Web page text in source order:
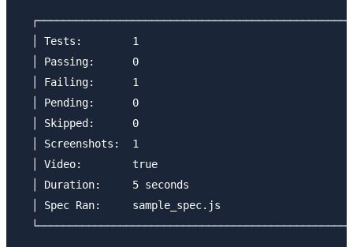
│ Tests:        1
│ Passing:      0
│ Failing:      1
│ Pending:      0
│ Skipped:      0
│ Screenshots:  1
│ Video:        true
│ Duration:     5 seconds
│ Spec Ran:     sample_spec.js